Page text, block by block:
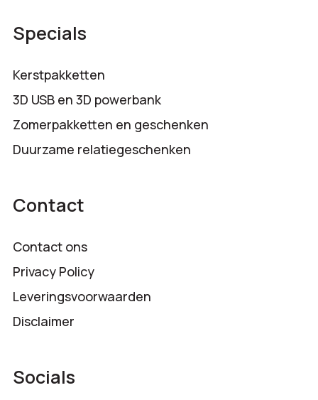
Specials
Kerstpakketten
3D USB en 3D powerbank
Zomerpakketten en geschenken
Duurzame relatiegeschenken
Contact
Contact ons
Privacy Policy
Leveringsvoorwaarden
Disclaimer
Socials